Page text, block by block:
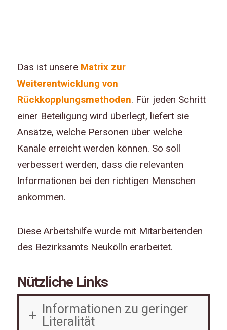
Das ist unsere Matrix zur
Weiterentwicklung von
Rückkopplungsmethoden. Für jeden Schritt
einer Beteiligung wird überlegt, liefert sie
Ansätze, welche Personen über welche
Kanäle erreicht werden können. So soll
verbessert werden, dass die relevanten
Informationen bei den richtigen Menschen
ankommen.
Diese Arbeitshilfe wurde mit Mitarbeitenden
des Bezirksamts Neukölln erarbeitet.
Nützliche Links
Informationen zu geringer
Literalität